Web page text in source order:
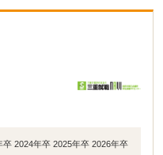
2024年卒 2025年卒 2026年卒